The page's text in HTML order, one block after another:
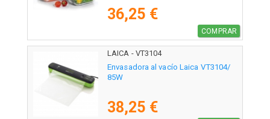
36,25 €
COMPRAR
LAICA - VT3104
Envasadora al vacío Laica VT3104/
85W
38,25 €